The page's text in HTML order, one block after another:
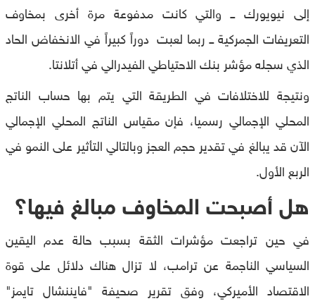
إلى نيويورك ــ والتي كانت مدفوعة مرة أخرى بمخاوف
التعريفات الجمركية ــ ربما لعبت دوراً كبيراً في الانخفاض الحاد
الذي سجله مؤشر بنك الاحتياطي الفيدرالي في أتلانتا.
ونتيجة للاختلافات في الطريقة التي يتم بها حساب الناتج
المحلي الإجمالي رسميا، فإن مقياس الناتج المحلي الإجمالي
الآن قد يبالغ في تقدير حجم العجز وبالتالي التأثير على النمو في
الربع الأول.
هل أصبحت المخاوف مبالغ فيها؟
في حين تراجعت مؤشرات الثقة بسبب حالة عدم اليقين
السياسي الناجمة عن ترامب، لا تزال هناك دلائل على قوة
الاقتصاد الأميركي، وفق تقرير صحيفة "فايننشال تايمز"